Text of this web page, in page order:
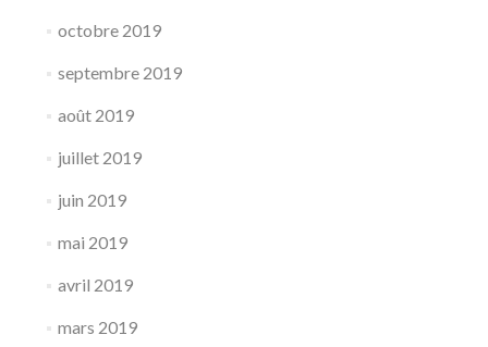
octobre 2019
septembre 2019
août 2019
juillet 2019
juin 2019
mai 2019
avril 2019
mars 2019